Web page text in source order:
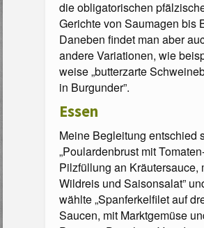
die obligatorischen
Gerichte von Saumagen bis
Daneben findet man aber
andere Variationen, wie
weise „butterzar­te
in Burgunder”.
Essen
Meine Begleitung entschied
„Poulardenbrust mit
Pilzfüllung an Kräutersauce,
Wildreis und Saisonsalat”
wählte „Spanferkelfilet auf
Saucen, mit Marktgemüse